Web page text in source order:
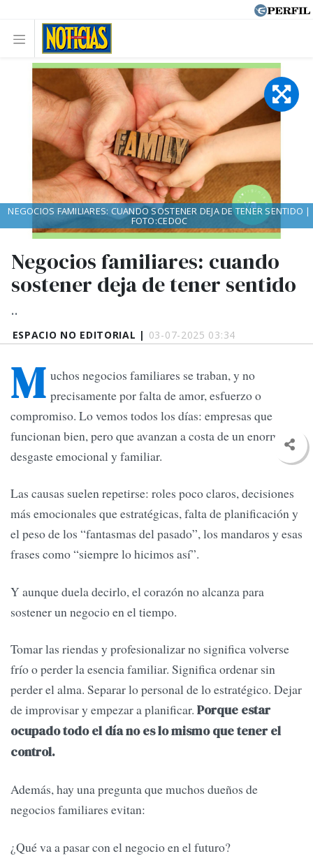
ESPACIO NO EDITORIAL | 03-07-2025 03:34
Negocios familiares: cuando
sostener deja de tener sentido
..
NEGOCIOS FAMILIARES: CUANDO SOSTENER DEJA DE TENER SENTIDO |
FOTO:CEDOC
M uchos negocios familiares se traban, y no
precisamente por falta de amor, esfuerzo o
compromiso. Lo vemos todos los días: empresas que
funcionan bien, pero que avanzan a costa de un enorme
desgaste emocional y familiar.
Las causas suelen repetirse: roles poco claros, decisiones
más emocionales que estratégicas, falta de planificación y
el peso de los “fantasmas del pasado”, los mandaros y esas
frases como “siempre lo hicimos así”.
Y aunque duela decirlo, el corazón no alcanza para
sostener un negocio en el tiempo.
Tomar las riendas y profesionalizar no significa volverse
frío o perder la esencia familiar. Significa ordenar sin
perder el alma. Separar lo personal de lo estratégico. Dejar
de improvisar y empezar a planificar. Porque estar
ocupado todo el día no es lo mismo que tener el
control.
Además, hay una pregunta que muchos dueños de
negocios familiares evitan:
¿Qué va a pasar con el negocio en el futuro?